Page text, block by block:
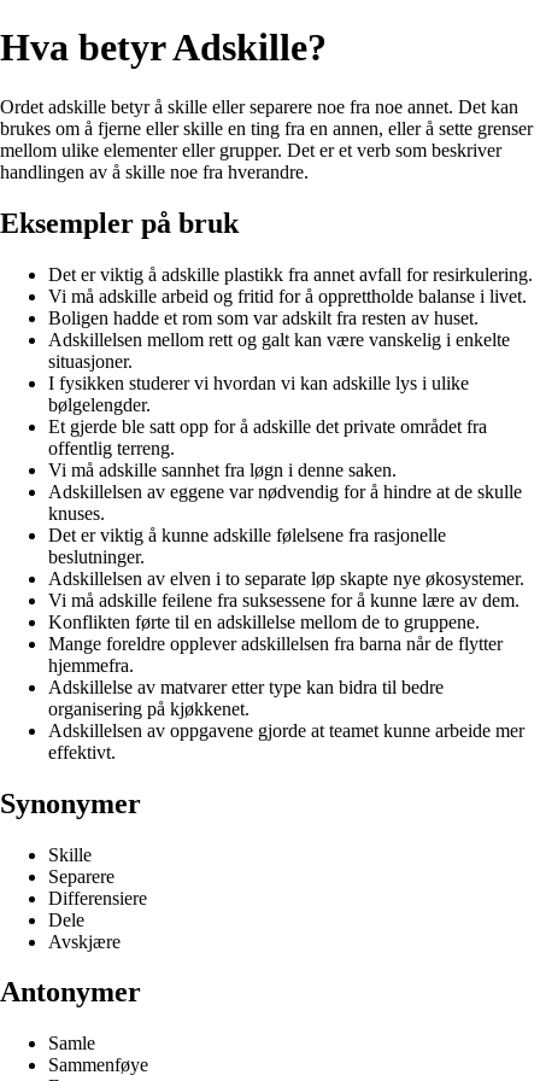
Hva betyr Adskille?
Ordet adskille betyr å skille eller separere noe fra noe annet. Det kan
brukes om å fjerne eller skille en ting fra en annen, eller å sette grenser
mellom ulike elementer eller grupper. Det er et verb som beskriver
handlingen av å skille noe fra hverandre.
Eksempler på bruk
Det er viktig å adskille plastikk fra annet avfall for resirkulering.
Vi må adskille arbeid og fritid for å opprettholde balanse i livet.
Boligen hadde et rom som var adskilt fra resten av huset.
Adskillelsen mellom rett og galt kan være vanskelig i enkelte
situasjoner.
I fysikken studerer vi hvordan vi kan adskille lys i ulike
bølgelengder.
Et gjerde ble satt opp for å adskille det private området fra
offentlig terreng.
Vi må adskille sannhet fra løgn i denne saken.
Adskillelsen av eggene var nødvendig for å hindre at de skulle
knuses.
Det er viktig å kunne adskille følelsene fra rasjonelle
beslutninger.
Adskillelsen av elven i to separate løp skapte nye økosystemer.
Vi må adskille feilene fra suksessene for å kunne lære av dem.
Konflikten førte til en adskillelse mellom de to gruppene.
Mange foreldre opplever adskillelsen fra barna når de flytter
hjemmefra.
Adskillelse av matvarer etter type kan bidra til bedre
organisering på kjøkkenet.
Adskillelsen av oppgavene gjorde at teamet kunne arbeide mer
effektivt.
Synonymer
Skille
Separere
Differensiere
Dele
Avskjære
Antonymer
Samle
Sammenføye